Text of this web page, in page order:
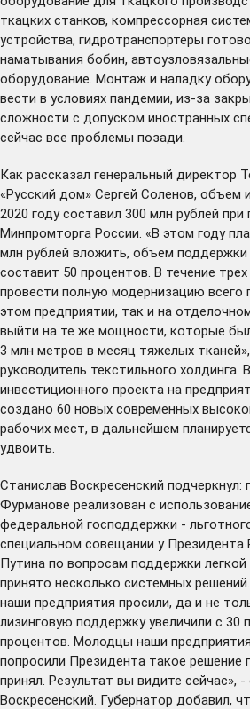
ткацких станков, компрессорная
устройства, гидротранспортеры
наматывания бобин,
оборудование. Монтаж и наладку
вести в условиях пандемии, из-за
сложности с допуском иностранных
сейчас все проблемы позади.
Как рассказал генеральный директор
«Русский дом» Сергей Соленов, объем
2020 году составил 300 млн рублей
Минпромторга России. «В этом году
млн рублей вложить, объем поддержки
составит 50 процентов. В течение
провести полную модернизацию всего
этом предприятии, так и на
выйти на те же мощности, которые
3 млн метров в месяц тяжелых
руководитель текстильного холдинга.
инвестиционного проекта на
создано 60 новых современных
рабочих мест, в дальнейшем
удвоить.
Станислав Воскресенский подчеркнул:
Фурманове реализован с
федеральной господдержки -
специальном совещании у Президента
Путина по вопросам поддержки
принято несколько системных
наши предприятия просили, да и не
лизинговую поддержку увеличили с 30
процентов. Молодцы наши
попросили Президента такое решение
принял. Результат вы видите сейчас»,
Воскресенский. Губернатор добавил,